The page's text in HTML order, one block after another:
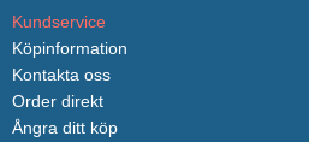
Kundservice
Köpinformation
Kontakta oss
Order direkt
Ångra ditt köp